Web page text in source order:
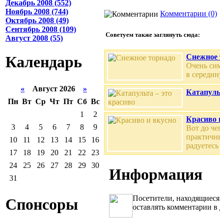
Декабрь 2008 (552)
Ноябрь 2008 (744)
Октябрь 2008 (49)
Сентябрь 2008 (109)
Август 2008 (55)
Календарь
« Август 2026 »
Пн Вт Ср Чт Пт Сб Вс
1
2
3
4 5 6 7 8
9
10
11 12 13 14 15
16
17
18 19 20 21 22
23
24
25 26 27 28 29
30
31
Спонсоры
Комментарии (0)
Советуем также заглянуть сюда:
Снежное
Очень
в
Красиво
Вот до
Информация
Посетители,
оставлять комментарии